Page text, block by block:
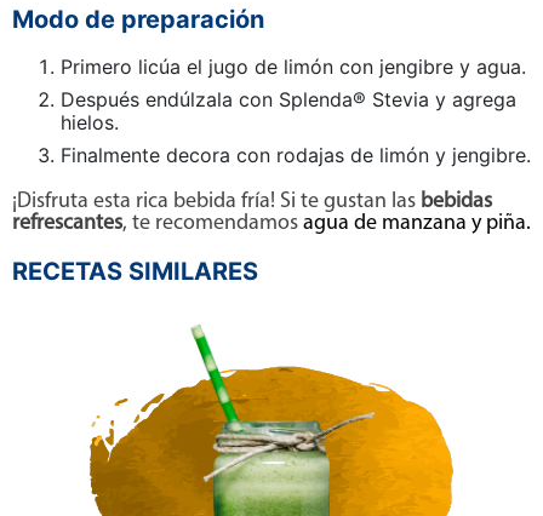
Modo de preparación
Primero licúa el jugo de limón con jengibre y agua.
Después endúlzala con Splenda® Stevia y agrega
hielos.
Finalmente decora con rodajas de limón y jengibre.
¡Disfruta esta rica bebida fría! Si te gustan las bebidas
refrescantes, te recomendamos agua de manzana y piña.
RECETAS SIMILARES